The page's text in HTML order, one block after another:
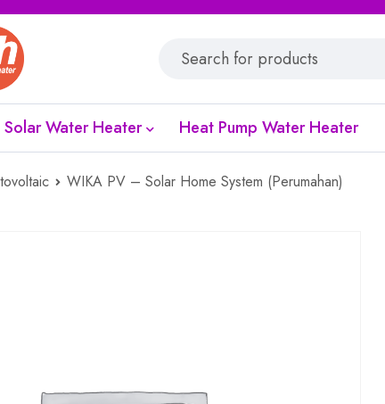
Solar Water Heater Heat Pump Water Heater
WIKA PV – Solar Home System (Perumahan)